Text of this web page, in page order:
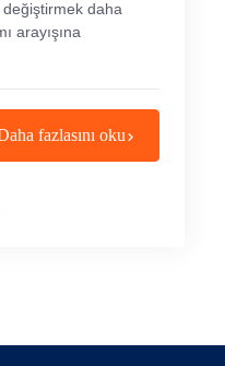
değiştirmek daha
arayışına
fazlasını oku